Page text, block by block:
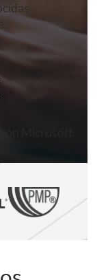
Microsoft.